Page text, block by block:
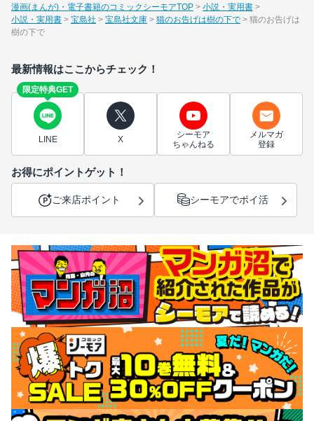
漫画(まんが)・電子書籍のコミックシーモアTOP
小説・実用書
小説・実用書
宝島社 宝島社文庫 猫のお告げは樹の下で
猫のお告げは
樹の下で
最新情報はここからチェック！
限定特典GET
LINE X
シーモア
ちゃんねる
メルマガ
登録
お得にポイントゲット！
ご来店ポイント シーモアでポイ活